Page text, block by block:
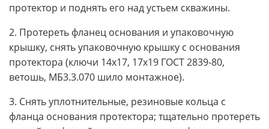
протектор и поднять его над устьем скважины.
2. Протереть фланец основания и упаковочную
крышку, снять упаковочную крышку с основания
протектора (ключи 14х17, 17х19 ГОСТ 2839-80,
ветошь, МБ3.3.070 шило монтажное).
3. Снять уплотнительные, резиновые кольца с
фланца основания протектора; тщательно протереть